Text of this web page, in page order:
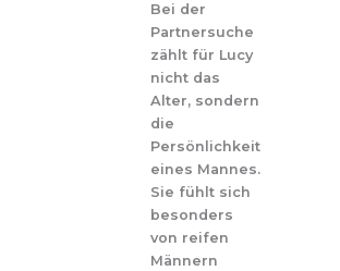
Bei der
Partnersuche
zählt für Lucy
nicht das
Alter, sondern
die
Persönlichkeit
eines Mannes.
Sie fühlt sich
besonders
von reifen
Männern